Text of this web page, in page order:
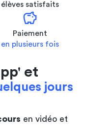
élèves satisfaits
savings
Paiement
en plusieurs fois
et
jours
en vidéo et